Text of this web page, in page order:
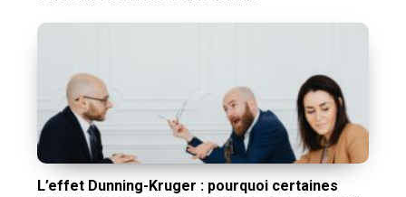
L’effet Dunning-Kruger : pourquoi certaines